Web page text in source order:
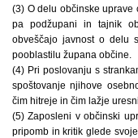
(3) O delu občinske uprave
pa podžupani in tajnik
obveščajo javnost o delu
pooblastilu župana občine.
(4) Pri poslovanju s
spoštovanje njihove
čim hitreje in čim lažje
(5) Zaposleni v občinski
pripomb in kritik glede